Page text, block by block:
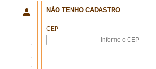
 NÃO TENHO CADASTRO
CEP